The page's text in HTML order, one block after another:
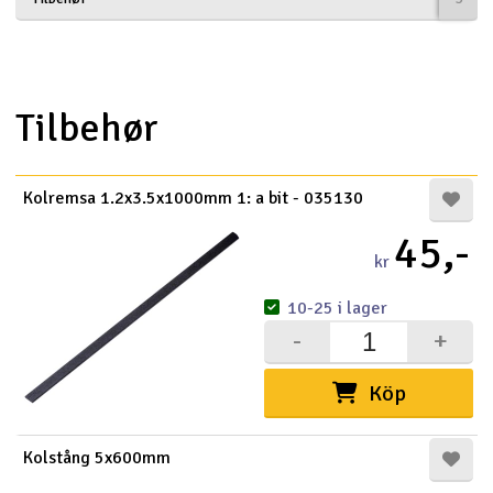
Drönare för FPV
Flygplan
Kamerautrustning
Modellbygg- och byggsatser
Tilbehør
Kolremsa 1.2x3.5x1000mm 1: a bit - 035130
kr 45,-
Köp
+
-
10-25 i lager
Kolstång 5x600mm